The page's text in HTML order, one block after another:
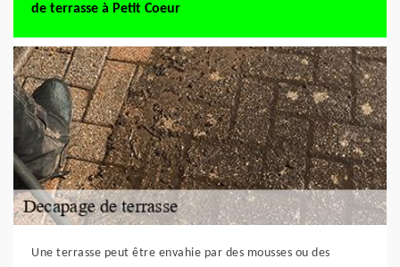
de terrasse à Petit Coeur
Une terrasse peut être envahie par des mousses ou des